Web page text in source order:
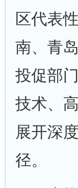
区代表
南、青
投促部
技术、
展开深
径。